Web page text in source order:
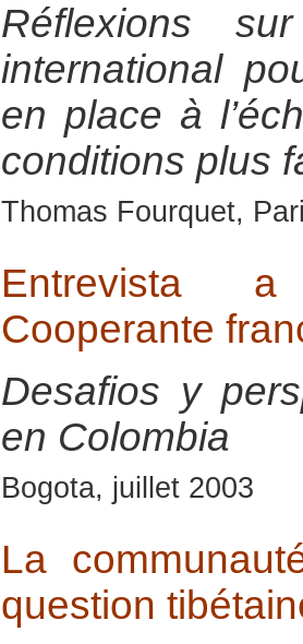
Réflexions
international
en place à
conditions plus
Thomas Fourquet,
Entrevista
Cooperante
Desafios y
en Colombia
Bogota, juillet 2003
La
question